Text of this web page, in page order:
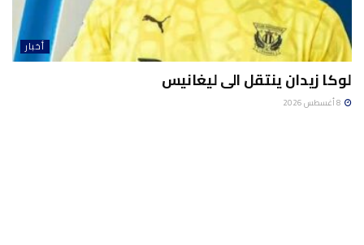
أخبار
لوكا زيدان ينتقل الى ليغانيس